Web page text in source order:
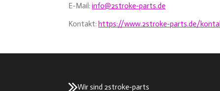
E-Mail: info@2stroke-parts.de
Kontakt: https://www.2stroke-parts.de/
Wir sind 2stroke-parts